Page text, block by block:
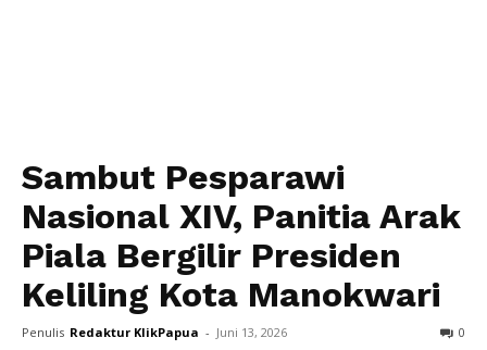
Sambut Pesparawi
Nasional XIV, Panitia Arak
Piala Bergilir Presiden
Keliling Kota Manokwari
Penulis Redaktur KlikPapua - Juni 13, 2026 0